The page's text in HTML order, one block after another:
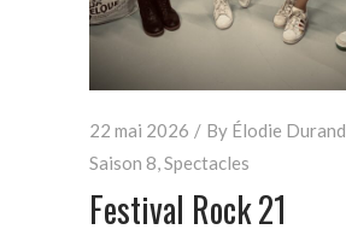
22 mai 2026 By Élodie Durand
Saison 8,Spectacles
Festival Rock 21